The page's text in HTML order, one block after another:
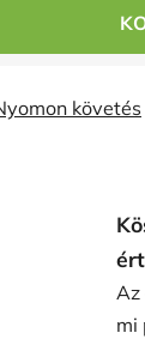
követés
Az
mi